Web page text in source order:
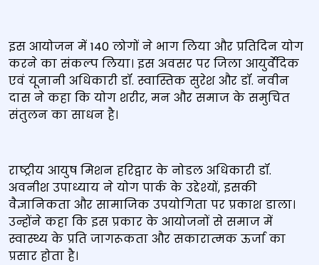
इस आयोजन में 140 लोगों ने भाग लिया और प्रतिदिन योग
करने का संकल्प लिया। इस अवसर पर जिला आयुर्वेदिक
एवं यूनानी अधिकारी डॉ. स्वास्तिक सुरेश और डॉ. नवीन
दास ने कहा कि योग शरीर, मन और समाज के समुचित
संतुलन का साधन है।
राष्ट्रीय आयुष मिशन हरिद्वार के नोडल अधिकारी डॉ.
अवनीश उपाध्याय ने योग पार्क के उद्देश्यों, इसकी
वैज्ञानिकता और सामाजिक उपयोगिता पर प्रकाश डाला।
उन्होंने कहा कि इस प्रकार के आयोजनों से समाज में
स्वास्थ्य के प्रति जागरूकता और सकारात्मक ऊर्जा का
प्रसार होता है।